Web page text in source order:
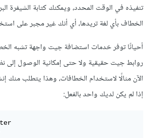
تنفيذه في الوقت المحدد، ويمكنك كتابة الشيفرة
الخطاف بأي لغة تريدها، أي أنك غير مجبر على
أحيانًا توفر خدمات استضافة جيت واجهة تشبه
روابط جيت حقيقية ولا حتى إمكانية الوصول إلى
الآن مثالًا لاستخدام الخطافات، وهذا يتطلب
إذا لم يكن لديك واحد بالفعل: